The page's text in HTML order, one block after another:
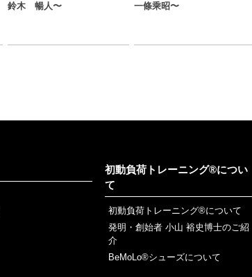
鈴木 暢人〜
一條乘昭〜
初動負荷トレーニング®につい
て
初動負荷トレーニング®について
発明・創始者 小山 裕史博士のご紹
介
BeMoLo®シューズについて